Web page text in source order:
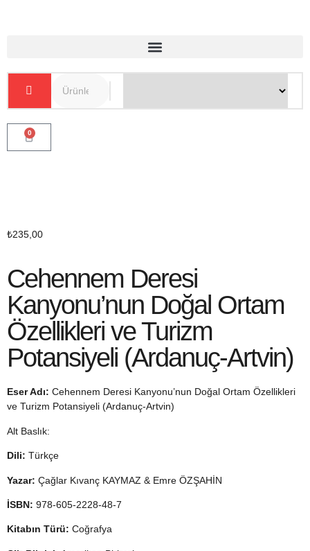
0
₺235,00
Cehennem Deresi
Kanyonu’nun Doğal Ortam
Özellikleri ve Turizm
Potansiyeli (Ardanuç-Artvin)
Eser Adı: Cehennem Deresi Kanyonu’nun Doğal Ortam Özellikleri
ve Turizm Potansiyeli (Ardanuç-Artvin)
Alt Baslık:
Dili: Türkçe
Yazar: Çağlar Kıvanç KAYMAZ & Emre ÖZŞAHİN
İSBN: 978-605-2228-48-7
Kitabın Türü: Coğrafya